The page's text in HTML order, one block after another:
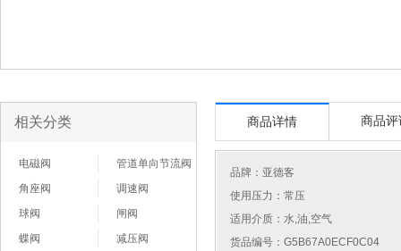
相关分类
电磁阀
管道单向节流阀
角座阀
调速阀
球阀
闸阀
蝶阀
减压阀
商品详情 商品评
品牌： 亚德客
使用压力：常压
适用介质：水,油,空气
货品编号：G5B67A0ECF0C04